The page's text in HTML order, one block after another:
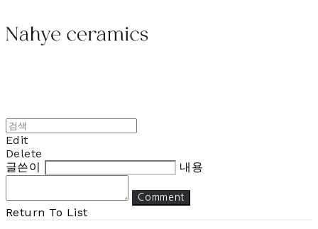
Edit
Delete
글쓴이
내용
Comment
Return To List